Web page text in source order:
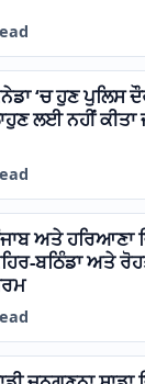
‘ਚ ਹੁਣ ਪੁਲਿਸ
ਲਈ ਨਹੀਂ ਕੀਤਾ
ਅਤੇ ਹਰਿਆਣਾ
ਬਠਿੰਡਾ ਅਤੇ